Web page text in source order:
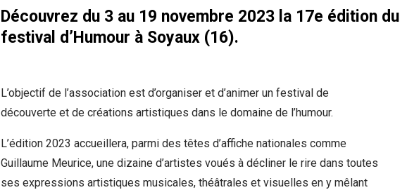
Découvrez du 3 au 19 novembre 2023 la 17e édition du
festival d’Humour à Soyaux (16).
L’objectif de l’association est d’organiser et d’animer un festival de
découverte et de créations artistiques dans le domaine de l’humour.
L’édition 2023 accueillera, parmi des têtes d’affiche nationales comme
Guillaume Meurice, une dizaine d’artistes voués à décliner le rire dans toutes
ses expressions artistiques musicales, théâtrales et visuelles en y mêlant